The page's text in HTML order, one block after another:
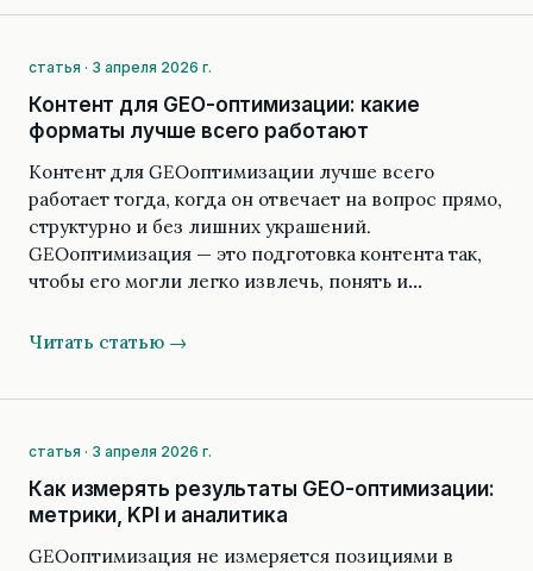
статья · 3 апреля 2026 г.
Контент для GEO-оптимизации: какие
форматы лучше всего работают
Контент для GEOоптимизации лучше всего
работает тогда, когда он отвечает на вопрос прямо,
структурно и без лишних украшений.
GEOоптимизация — это подготовка контента так,
чтобы его могли легко извлечь, понять и…
Читать статью →
статья · 3 апреля 2026 г.
Как измерять результаты GEO-оптимизации:
метрики, KPI и аналитика
GEOоптимизация не измеряется позициями в